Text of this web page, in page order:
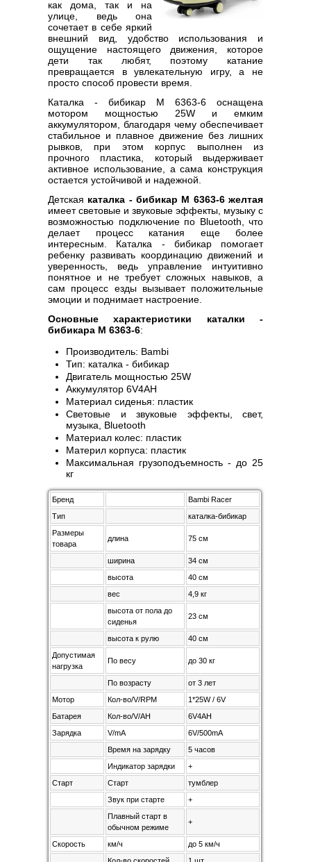
как дома, так и на
улице, ведь она
сочетает в себе яркий
внешний вид, удобство использования и
ощущение настоящего движения, которое
дети так любят, поэтому катание
превращается в увлекательную игру, а не
просто способ провести время.
Каталка - бибикар M 6363-6 оснащена
мотором мощностью 25W и емким
аккумулятором, благодаря чему обеспечивает
стабильное и плавное движение без лишних
рывков, при этом корпус выполнен из
прочного пластика, который выдерживает
активное использование, а сама конструкция
остается устойчивой и надежной.
Детская каталка - бибикар M 6363-6 желтая
имеет световые и звуковые эффекты, музыку с
возможностью подключение по Bluetooth, что
делает процесс катания еще более
интересным. Каталка - бибикар помогает
ребенку развивать координацию движений и
уверенность, ведь управление интуитивно
понятное и не требует сложных навыков, а
сам процесс езды вызывает положительные
эмоции и поднимает настроение.
Основные характеристики каталки -
бибикара M 6363-6:
Производитель: Bambi
Тип: каталка - бибикар
Двигатель мощностью 25W
Аккумулятор 6V4AH
Материал сиденья: пластик
Световые и звуковые эффекты, свет,
музыка, Bluetooth
Материал колес: пластик
Материл корпуса: пластик
Максимальная грузоподъемность - до 25
кг
Бренд
Bambi Racer
Тип
каталка-бибикар
Размеры
товара
длина 75 см
ширина
34 см
высота
40 см
вес
4,9 кг
высота от пола до
сиденья
23 см
высота к рулю
40 см
Допустимая
нагрузка
По весу до 30 кг
По возрасту
от 3 лет
Мотор
Кол-во/V/RPM
1*25W / 6V
Батарея
Кол-во/V/AH
6V4AH
Зарядка
V/mA
6V/500mA
Время на зарядку
5 часов
Индикатор зарядки
+
Старт
Старт
тумблер
Звук при старте
+
Плавный старт в
обычном режиме
+
Скорость км/ч
до 5 км/ч